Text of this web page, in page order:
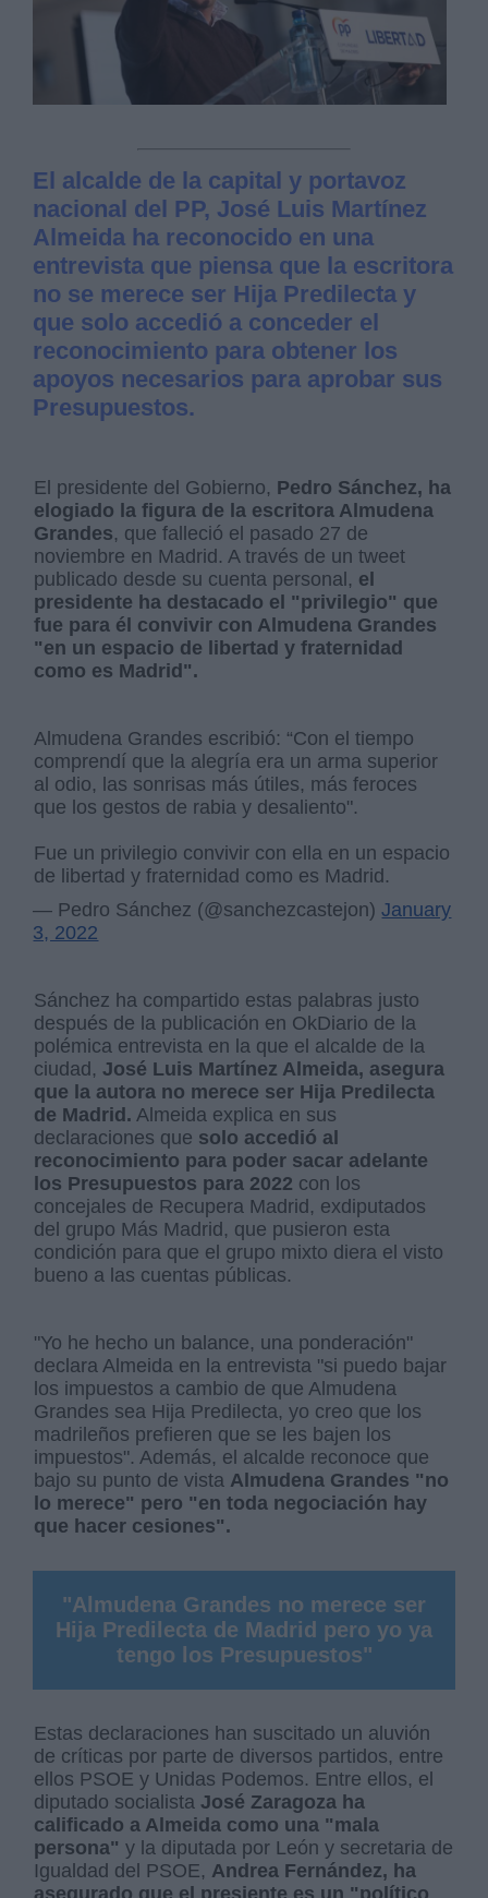
El alcalde de la capital y portavoz
nacional del PP, José Luis Martínez
Almeida ha reconocido en una
entrevista que piensa que la escritora
no se merece ser Hija Predilecta y
que solo accedió a conceder el
reconocimiento para obtener los
apoyos necesarios para aprobar sus
Presupuestos.
El presidente del Gobierno, Pedro Sánchez, ha
elogiado la figura de la escritora Almudena
Grandes, que falleció el pasado 27 de
noviembre en Madrid. A través de un tweet
publicado desde su cuenta personal, el
presidente ha destacado el "privilegio" que
fue para él convivir con Almudena Grandes
"en un espacio de libertad y fraternidad
como es Madrid".
Almudena Grandes escribió: “Con el tiempo
comprendí que la alegría era un arma superior
al odio, las sonrisas más útiles, más feroces
que los gestos de rabia y desaliento".
Fue un privilegio convivir con ella en un espacio
de libertad y fraternidad como es Madrid.
— Pedro Sánchez (@sanchezcastejon)January
3, 2022
Sánchez ha compartido estas palabras justo
después de la publicación en OkDiario de la
polémica entrevista en la que el alcalde de la
ciudad, José Luis Martínez Almeida, asegura
que la autora no merece ser Hija Predilecta
de Madrid. Almeida explica en sus
declaraciones que solo accedió al
reconocimiento para poder sacar adelante
los Presupuestos para 2022 con los
concejales de Recupera Madrid, exdiputados
del grupo Más Madrid, que pusieron esta
condición para que el grupo mixto diera el visto
bueno a las cuentas públicas.
"Yo he hecho un balance, una ponderación"
declara Almeida en la entrevista "si puedo bajar
los impuestos a cambio de que Almudena
Grandes sea Hija Predilecta, yo creo que los
madrileños prefieren que se les bajen los
impuestos". Además, el alcalde reconoce que
bajo su punto de vista Almudena Grandes "no
lo merece" pero "en toda negociación hay
que hacer cesiones".
"Almudena Grandes no merece ser
Hija Predilecta de Madrid pero yo ya
tengo los Presupuestos"
Estas declaraciones han suscitado un aluvión
de críticas por parte de diversos partidos, entre
ellos PSOE y Unidas Podemos. Entre ellos, el
diputado socialista José Zaragoza ha
calificado a Almeida como una "mala
persona" y la diputada por León y secretaria de
Igualdad del PSOE, Andrea Fernández, ha
asegurado que el presiente es un "político